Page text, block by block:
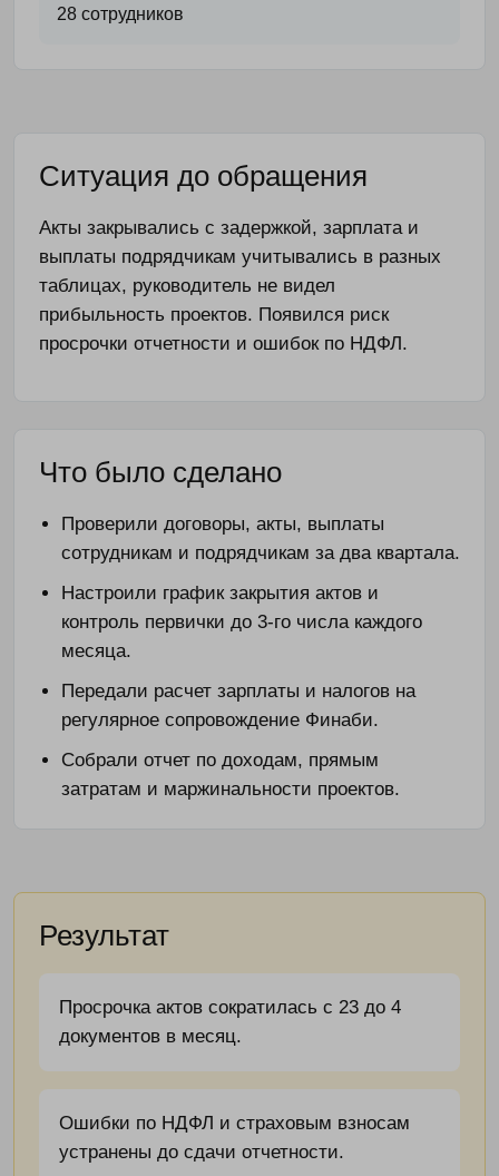
28 сотрудников
Ситуация до обращения
Акты закрывались с задержкой, зарплата и
выплаты подрядчикам учитывались в разных
таблицах, руководитель не видел
прибыльность проектов. Появился риск
просрочки отчетности и ошибок по НДФЛ.
Что было сделано
Проверили договоры, акты, выплаты
сотрудникам и подрядчикам за два квартала.
Настроили график закрытия актов и
контроль первички до 3-го числа каждого
месяца.
Передали расчет зарплаты и налогов на
регулярное сопровождение Финаби.
Собрали отчет по доходам, прямым
затратам и маржинальности проектов.
Результат
Просрочка актов сократилась с 23 до 4
документов в месяц.
Ошибки по НДФЛ и страховым взносам
устранены до сдачи отчетности.